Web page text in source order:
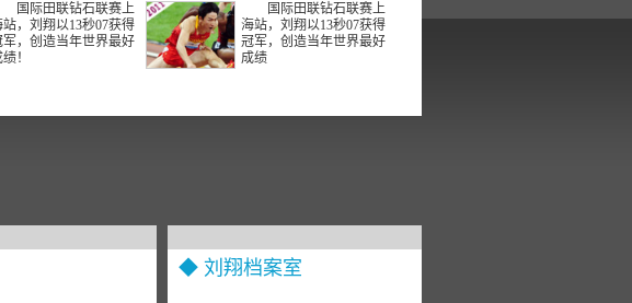
际田联钻石联赛上
站，刘翔以13秒07获得
军，创造当年世界最好
！
国际田联钻石联赛上
海站，刘翔以13秒07获得
冠军，创造当年世界最好
成绩
◆ 刘翔档案室